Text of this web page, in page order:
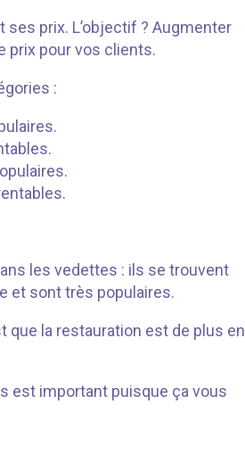
prix. L’objectif ? Augmenter
prix pour vos clients.
:
les vedettes : ils se trouvent
et sont très populaires.
que la restauration est de plus en
est important puisque ça vous